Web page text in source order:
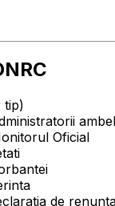
tip)
Oficial
de